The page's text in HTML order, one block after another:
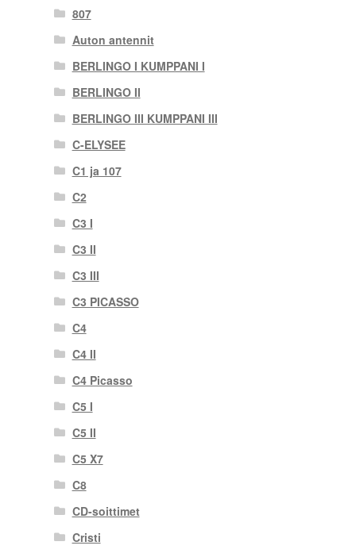
807
Auton antennit
BERLINGO I KUMPPANI I
BERLINGO II
BERLINGO III KUMPPANI III
C-ELYSEE
C1 ja 107
C2
C3 I
C3 II
C3 III
C3 PICASSO
C4
C4 II
C4 Picasso
C5 I
C5 II
C5 X7
C8
CD-soittimet
Cristi